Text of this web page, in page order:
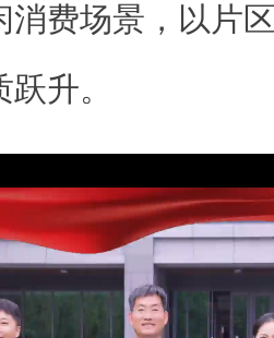
消费场景，以片
升。